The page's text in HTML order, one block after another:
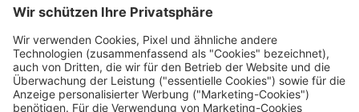
Nützliches
Impressum
Datenschutz